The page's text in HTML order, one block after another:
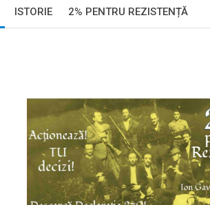
ISTORIE 2% PENTRU REZISTENȚĂ